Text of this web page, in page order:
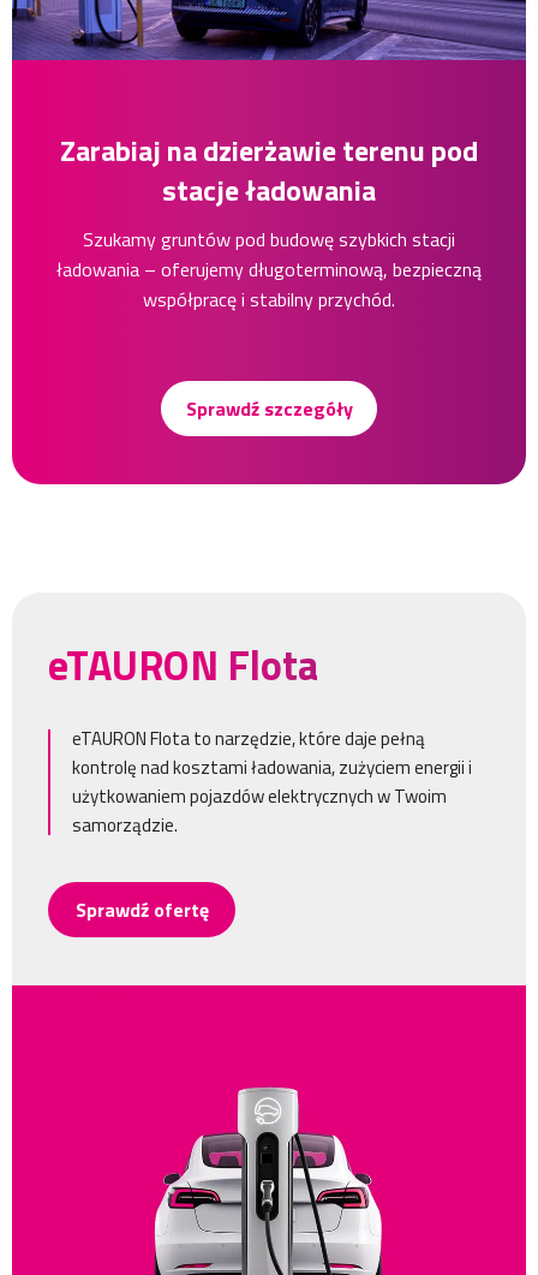
Zarabiaj na dzierżawie terenu pod
stacje ładowania
Szukamy gruntów pod budowę szybkich stacji
ładowania – oferujemy długoterminową, bezpieczną
współpracę i stabilny przychód.
Sprawdź szczegóły
eTAURON Flota
eTAURON Flota to narzędzie, które daje pełną
kontrolę nad kosztami ładowania, zużyciem energii i
użytkowaniem pojazdów elektrycznych w Twoim
samorządzie.
Sprawdź ofertę